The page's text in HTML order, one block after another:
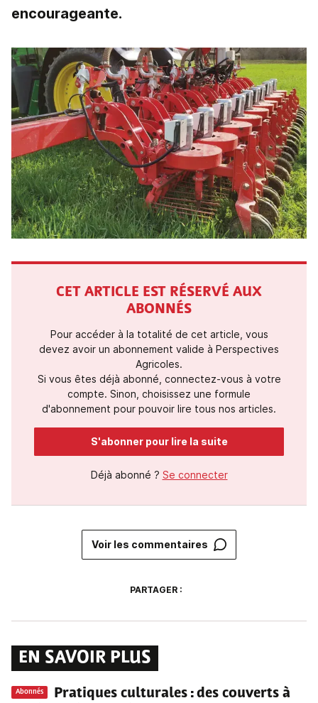
encourageante.
CET ARTICLE EST RÉSERVÉ AUX
ABONNÉS
Pour accéder à la totalité de cet article, vous
devez avoir un abonnement valide à Perspectives
Agricoles.
Si vous êtes déjà abonné, connectez-vous à votre
compte. Sinon, choisissez une formule
d'abonnement pour pouvoir lire tous nos articles.
S'abonner pour lire la suite
Déjà abonné ? Se connecter
Voir les commentaires
PARTAGER :
EN SAVOIR PLUS
Abonnés
Pratiques culturales : des couverts à